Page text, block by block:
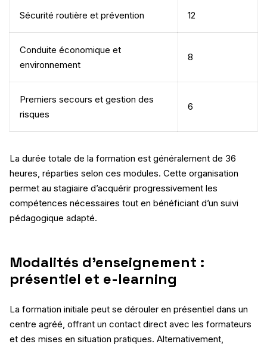
Sécurité routière et prévention 12
Conduite économique et
environnement
8
Premiers secours et gestion des
risques
6
La durée totale de la formation est généralement de 36
heures, réparties selon ces modules. Cette organisation
permet au stagiaire d’acquérir progressivement les
compétences nécessaires tout en bénéficiant d’un suivi
pédagogique adapté.
Modalités d’enseignement :
présentiel et e-learning
La formation initiale peut se dérouler en présentiel dans un
centre agréé, offrant un contact direct avec les formateurs
et des mises en situation pratiques. Alternativement,